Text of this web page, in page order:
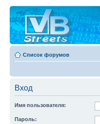
Список форумов
Вход
Имя пользователя:
Пароль: